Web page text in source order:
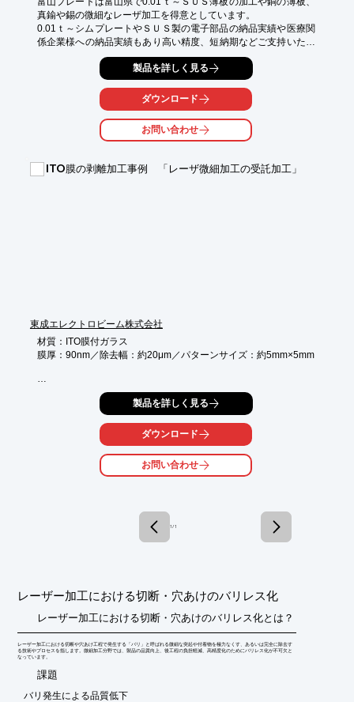
真鍮や錫の微細なレーザ加工を得意としています。
0.01ｔ～シムプレートやＳＵＳ製の電子部品の納品実績や医療関
係企業様への納品実績もあり高い精度、短納期などご支持いただ
いております。
サンプルは1cmの円盤の微細なスリット加工をほどした電子部品
微細加工品でお困りの企業様ぜひ一度お問い合わせください。
製品を詳しく見る
ダウンロード
お問い合わせ
ITO膜の剥離加工事例 「レーザ微細加工の受託加工」
東成エレクトロビーム株式会社
材質：ITO膜付ガラス
膜厚：90nm／除去幅：約20μm／パターンサイズ：約5mm×5mm
東成エレクトロビーム株式会社では、微細加工用レーザを駆使
し、微細な穴あけや切断、溝加工等をお請けいたします。レーザ
波長（IR、SHG、THG）の選択が可能です。
材質は、ステンレス各種、チタン、モリブデン、タンタル、ニオ
ブ、アルミニウム、銅、鉄、セラミックス、ガラス、樹脂材等、
様々な材質に適応。
お気軽にご相談ください。
製品を詳しく見る
ダウンロード
お問い合わせ
1 / 1
レーザー加工における切断・穴あけのバリレス化
レーザー加工における切断・穴あけのバリレス化とは？
レーザー加工における切断や穴あけ工程で発生する「バリ」と呼ばれる微細な突起や付着物を極力なくす、あるいは完全に除去す
る技術やプロセスを指します。微細加工分野では、製品の品質向上、後工程の負担軽減、高精度化のためにバリレス化が不可欠と
なっています。
​課題
バリ発生による品質低下